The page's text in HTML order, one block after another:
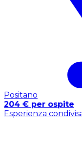
Positano
204 € per ospite
Esperienza